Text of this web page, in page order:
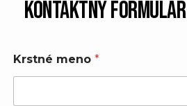
Kontaktný formulár
Krstné meno *